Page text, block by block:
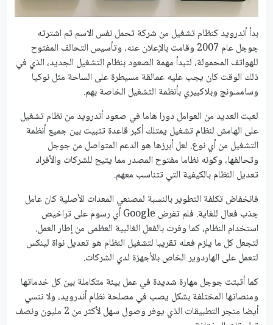
بدأ أندرويد كنظام تشغيل من شركة تحمل نفس الاسم ثم اشترته
جوجل عام 2007 وقامت بالإعلان عنه، وتأسيس التحالف المفتوح
للهواتف المحمولة، لتبدأ مهمة الصعود بنظام التشغيل الجديد، الذي في
ذلك الوقت كان يجب عليه عمالقة مسيطرة على الساحة مثل نوكيا
وسامسونج وبلاكبيري بأنظمة التشغيل الخاصة بهم.
لعبت العديد من العوامل دورا هاما في صعود أندرويد من نظام تشغيل
على الهامش لنظام تشغيل يمتلك أكبر قاعدة تثبيت بين جميع أنظمة
التشغيل من أي نوع. لعل أبرزها هو الدعم المتواصل من جوجل
وتحالفها، وكونه نظاما مفتوح المصدر مما يتيح للشركات والأفراد
تعديل النظام بالكيفية التي تتناسب معهم.
فانخفاض تكلفة التطوير بالنسبة لمصنعي المعدات الأصلية كان عامل
جذب فعال للغاية. فلم تفرض Google أي رسوم على تراخيص
استخدام النظام، كما وفرت بالفعل الغالبية العظمى من إطار العمل.
لتجعل كل ما يلزم فعله تقريبا لتشغيل النظام هو تعديل نواة لينكس
لتعمل على الهاردوير الخاص بالأجهزة لدي الشركات.
كما أثبتت جوجل مهارة شديدة في عمل بيئة متكاملة بين كل خدماتها
ومنصاتها المختلفة بشكل يصب في مصلحة نظام أندرويد، ولا ننسي
أيضا متجر التطبيقات الذي يوفر وصول سهل لأكثر من 2 مليون ونصف